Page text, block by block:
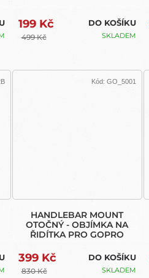
199 Kč
499 Kč
DO KOŠÍKU
SKLADEM
HANDLEBAR MOUNT
OTOČNÝ - OBJÍMKA NA
ŘIDÍTKA PRO GOPRO
399 Kč
830 Kč
DO KOŠÍKU
SKLADEM
Kód: GO_5001